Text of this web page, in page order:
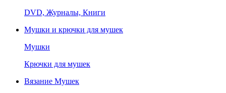
DVD, Журналы, Книги
Мушки и крючки для мушек
Мушки
Крючки для мушек
Вязание Мушек